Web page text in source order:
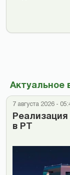
Актуальное
7 августа 2026 -
в РТ